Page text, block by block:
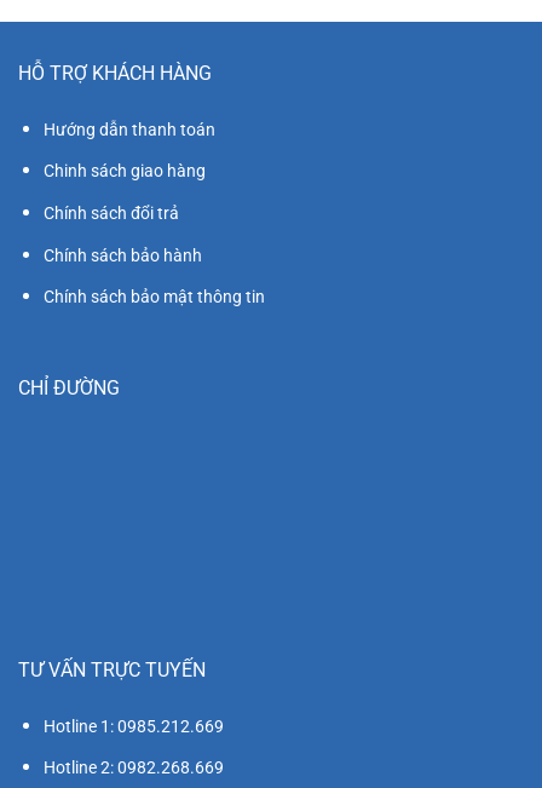
HỖ TRỢ KHÁCH HÀNG
Hướng dẫn thanh toán
Chinh sách giao hàng
Chính sách đổi trả
Chính sách bảo hành
Chính sách bảo mật thông tin
CHỈ ĐƯỜNG
TƯ VẤN TRỰC TUYẾN
Hotline 1: 0985.212.669
Hotline 2: 0982.268.669